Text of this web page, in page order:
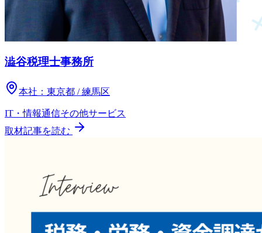
澁谷税理士事務所
本社： 東京都 / 練馬区
IT・情報通信その他サービス
取材記事を読む